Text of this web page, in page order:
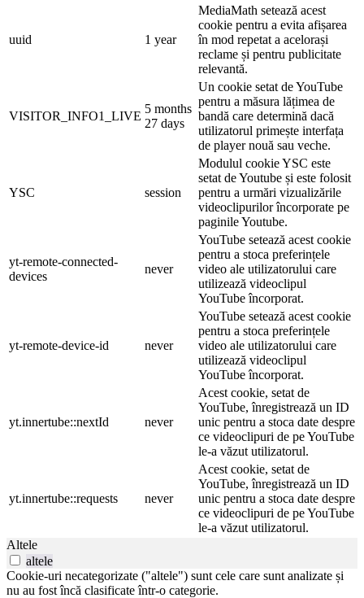
uuid 1 year
MediaMath setează acest
cookie pentru a evita afișarea
în mod repetat a acelorași
reclame și pentru publicitate
relevantă.
VISITOR_INFO1_LIVE
5 months
27 days
Un cookie setat de YouTube
pentru a măsura lățimea de
bandă care determină dacă
utilizatorul primește interfața
de player nouă sau veche.
YSC session
Modulul cookie YSC este
setat de Youtube și este folosit
pentru a urmări vizualizările
videoclipurilor încorporate pe
paginile Youtube.
yt-remote-connected-
devices
never
YouTube setează acest cookie
pentru a stoca preferințele
video ale utilizatorului care
utilizează videoclipul
YouTube încorporat.
yt-remote-device-id never
YouTube setează acest cookie
pentru a stoca preferințele
video ale utilizatorului care
utilizează videoclipul
YouTube încorporat.
yt.innertube::nextId never
Acest cookie, setat de
YouTube, înregistrează un ID
unic pentru a stoca date despre
ce videoclipuri de pe YouTube
le-a văzut utilizatorul.
yt.innertube::requests never
Acest cookie, setat de
YouTube, înregistrează un ID
unic pentru a stoca date despre
ce videoclipuri de pe YouTube
le-a văzut utilizatorul.
Altele
altele
Cookie-uri necategorizate ("altele") sunt cele care sunt analizate și
nu au fost încă clasificate într-o categorie.